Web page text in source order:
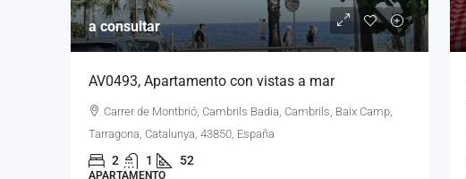
a consultar
AV0493, Apartamento con vistas a mar
Carrer de Montbrió, Cambrils Badia, Cambrils, Baix Camp,
Tarragona, Catalunya, 43850, España
2 1 52
APARTAMENTO